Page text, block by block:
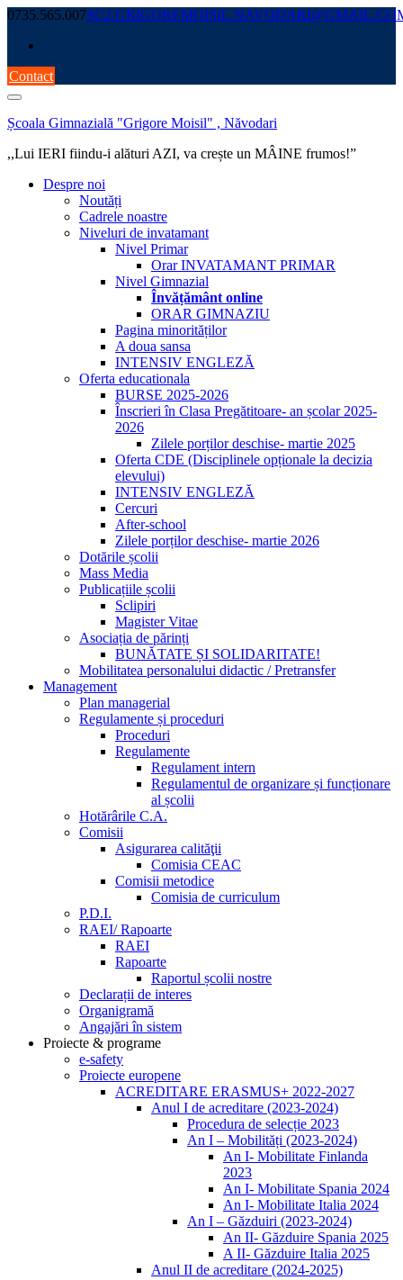
Skip
content
0735.565.007
Contact
Școala Gimnazială "Grigore Moisil" , Năvodari
,,Lui IERI fiindu-i alături AZI, va crește un MÂINE frumos!”
Despre noi
Noutăți
Cadrele noastre
Niveluri de invatamant
Nivel Primar
Orar INVATAMANT PRIMAR
Nivel Gimnazial
Învățământ online
ORAR GIMNAZIU
Pagina minorităților
A doua sansa
INTENSIV ENGLEZĂ
Oferta educationala
BURSE 2025-2026
Înscrieri în Clasa Pregătitoare- an școlar 2025-
2026
Zilele porților deschise- martie 2025
Oferta CDE (Disciplinele opționale la decizia
elevului)
INTENSIV ENGLEZĂ
Cercuri
After-school
Zilele porților deschise- martie 2026
Dotările școlii
Mass Media
Publicațiile școlii
Sclipiri
Magister Vitae
Asociația de părinți
BUNĂTATE ȘI SOLIDARITATE!
Mobilitatea personalului didactic / Pretransfer
Management
Plan managerial
Regulamente și proceduri
Proceduri
Regulamente
Regulament intern
Regulamentul de organizare și funcționare
al școlii
Hotărârile C.A.
Comisii
Asigurarea calităţii
Comisia CEAC
Comisii metodice
Comisia de curriculum
P.D.I.
RAEI/ Rapoarte
RAEI
Rapoarte
Raportul școlii nostre
Declarații de interes
Organigramă
Angajări în sistem
Proiecte & programe
e-safety
Proiecte europene
ACREDITARE ERASMUS+ 2022-2027
Anul I de acreditare (2023-2024)
Procedura de selecție 2023
An I – Mobilități (2023-2024)
An I- Mobilitate Finlanda
2023
An I- Mobilitate Spania 2024
An I- Mobilitate Italia 2024
An I – Găzduiri (2023-2024)
An II- Găzduire Spania 2025
A II- Găzduire Italia 2025
Anul II de acreditare (2024-2025)